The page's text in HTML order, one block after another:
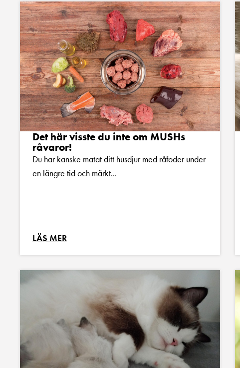
Det här visste du inte om MUSHs
råvaror!
Du har kanske matat ditt husdjur med råfoder under
en längre tid och märkt...
LÄS MER